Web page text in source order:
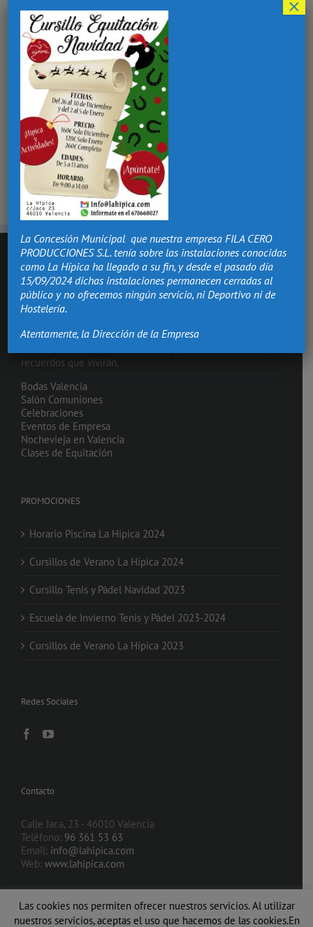
¡Comparte esta historia, elige tu plataforma!
Facebook
X RedditLinkedIn
recuerdos que vivirán.
Bodas Valencia
Salón Comuniones
Celebraciones
Eventos de Empresa
Nochevieja en Valencia
Clases de Equitación
PROMOCIONES
Horario Piscina La Hipica 2024
Cursillos de Verano La Hípica 2024
Cursillo Tenis y Pádel Navidad 2023
Escuela de Invierno Tenis y Pádel 2023-2024
Cursillos de Verano La Hípica 2023
Redes Sociales
Contacto
Calle Jaca, 23 - 46010 Valencia
Teléfono: 96 361 53 63
Email: info@lahipica.com
Web: www.lahipica.com
Las cookies nos permiten ofrecer nuestros servicios. Al utilizar
nuestros servicios, aceptas el uso que hacemos de las cookies.En
La Concesión Municipal que nuestra empresa FILA CERO
PRODUCCIONES S.L. tenía sobre las instalaciones conocidas
como La Hípica ha llegado a su fin, y desde el pasado día
15/09/2024 dichas instalaciones permanecen cerradas al
público y no ofrecemos ningún servicio, ni Deportivo ni de
Hostelería.
Atentamente, la Dirección de la Empresa
×